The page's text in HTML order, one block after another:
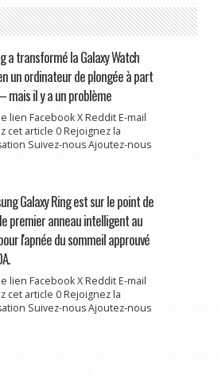
a transformé la Galaxy Watch
un ordinateur de plongée à part
mais il y a un problème
lien Facebook X Reddit E-mail
cet article 0 Rejoignez la
Suivez-nous Ajoutez-nous
Galaxy Ring est sur le point de
premier anneau intelligent au
l'apnée du sommeil approuvé
lien Facebook X Reddit E-mail
cet article 0 Rejoignez la
Suivez-nous Ajoutez-nous